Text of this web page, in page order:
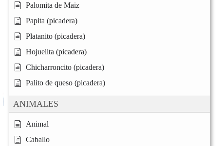
Palomita de Maiz
Papita (picadera)
Platanito (picadera)
Hojuelita (picadera)
Chicharroncito (picadera)
Palito de queso (picadera)
ANIMALES
Animal
Caballo